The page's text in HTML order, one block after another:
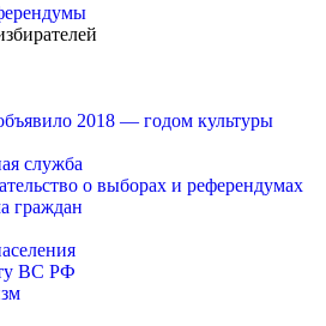
2018 — годом культуры
служба
о выборах и референдумах
граждан
ВС РФ